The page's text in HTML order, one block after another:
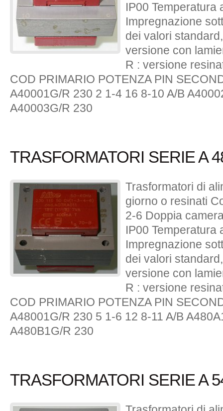
IP00 Temperatura
Impregnazione
dei valori
versione con
R : versione
COD PRIMARIO POTENZA PIN
A40001G/R 230 2 1-4 16 8-10 A/B
A40003G/R 230
TRASFORMATORI SERIE A
Trasformatori di
giorno o resinati
2-6 Doppia
IP00 Temperatura
Impregnazione
dei valori
versione con
R : versione
COD PRIMARIO POTENZA PIN
A48001G/R 230 5 1-6 12 8-11 A/B
A480B1G/R 230
TRASFORMATORI SERIE A